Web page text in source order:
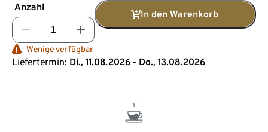
Anzahl
In den Warenkorb
Wenige verfügbar
Liefertermin: Di., 11.08.2026 - Do., 13.08.2026